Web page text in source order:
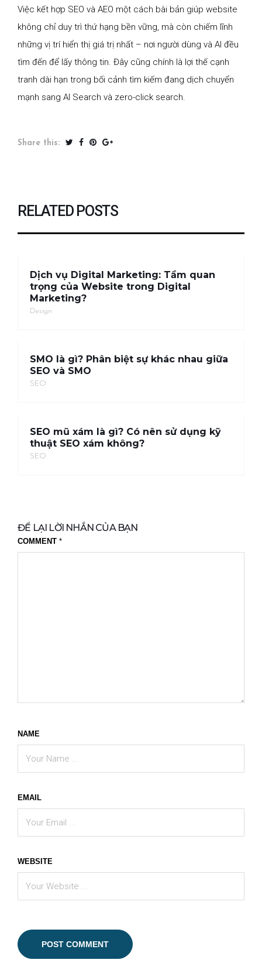
Việc kết hợp SEO và AEO một cách bài bản giúp website
không chỉ duy trì thứ hạng bền vững, mà còn chiếm lĩnh
những vị trí hiển thị giá trị nhất – nơi người dùng và AI đều
tìm đến để lấy thông tin. Đây cũng chính là lợi thế cạnh
tranh dài hạn trong bối cảnh tìm kiếm đang dịch chuyển
mạnh sang AI Search và zero-click search.
Share this:
RELATED POSTS
Dịch vụ Digital Marketing: Tầm quan
trọng của Website trong Digital
Marketing?
Design
SMO là gì? Phân biệt sự khác nhau giữa
SEO và SMO
SEO
SEO mũ xám là gì? Có nên sử dụng kỹ
thuật SEO xám không?
SEO
ĐỂ LẠI LỜI NHẮN CỦA BẠN
COMMENT *
NAME
EMAIL
WEBSITE